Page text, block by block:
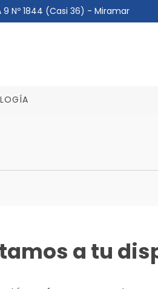
9 Nº 1844 (Casi 36) - Miramar
a tu